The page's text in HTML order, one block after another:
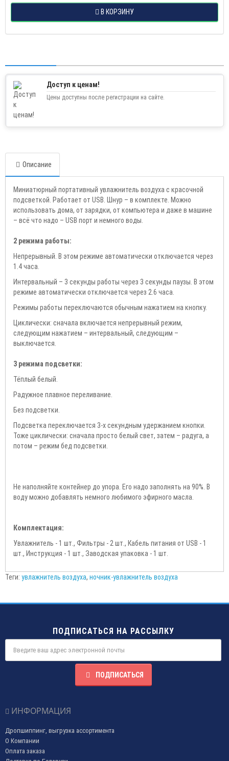
В КОРЗИНУ
Доступ к ценам!
Цены доступны после регистрации на сайте.
Описание
Миниатюрный портативный увлажнитель воздуха с красочной
подсветкой. Работает от USB. Шнур – в комплекте. Можно
использовать дома, от зарядки, от компьютера и даже в машине
– всё что надо – USB порт и немного воды.
2 режима работы:
Непрерывный. В этом режиме автоматически отключается через
1.4 часа.
Интервальный – 3 секунды работы через 3 секунды паузы. В этом
режиме автоматически отключается через 2.6 часа.
Режимы работы переключаются обычным нажатием на кнопку.
Циклически: сначала включается непрерывный режим,
следующим нажатием – интервальный, следующим –
выключается.
3 режима подсветки:
Тёплый белый.
Радужное плавное переливание.
Без подсветки.
Подсветка переключается 3-х секундным удержанием кнопки.
Тоже циклически: сначала просто белый свет, затем – радуга, а
потом – режим бед подсветки.
Не наполняйте контейнер до упора. Его надо заполнять на 90%. В
воду можно добавлять немного любимого эфирного масла.
Комплектация:
Увлажнитель - 1 шт., Фильтры - 2 шт., Кабель питания от USB - 1
шт., Инструкция - 1 шт., Заводская упаковка - 1 шт.
Теги: увлажнитель воздуха, ночник-увлажнитель воздуха
ПОДПИСАТЬСЯ НА РАССЫЛКУ
ПОДПИСАТЬСЯ
ИНФОРМАЦИЯ
Дропшиппинг, выгрузка ассортимента
О Компании
Оплата заказа